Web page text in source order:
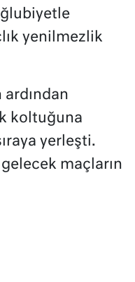
yenilmezlik
ardından
koltuğuna
yerleşti.
maçların